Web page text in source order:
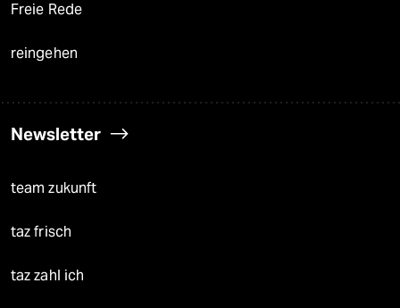
Freie Rede
reingehen
Newsletter
team zukunft
taz frisch
taz zahl ich